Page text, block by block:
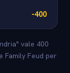
-400
vale 400
Family Feud per